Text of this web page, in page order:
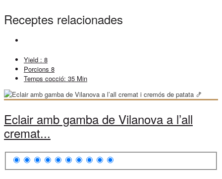
Receptes relacionades
Yield : 8
Porcions 8
Temps cocció: 35 Min
Eclair amb gamba de Vilanova a l’all
cremat...